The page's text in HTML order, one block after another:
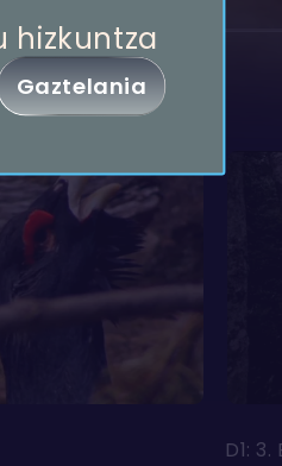
D1:
hizkuntza
Gaztelania
Kopiatu esteka